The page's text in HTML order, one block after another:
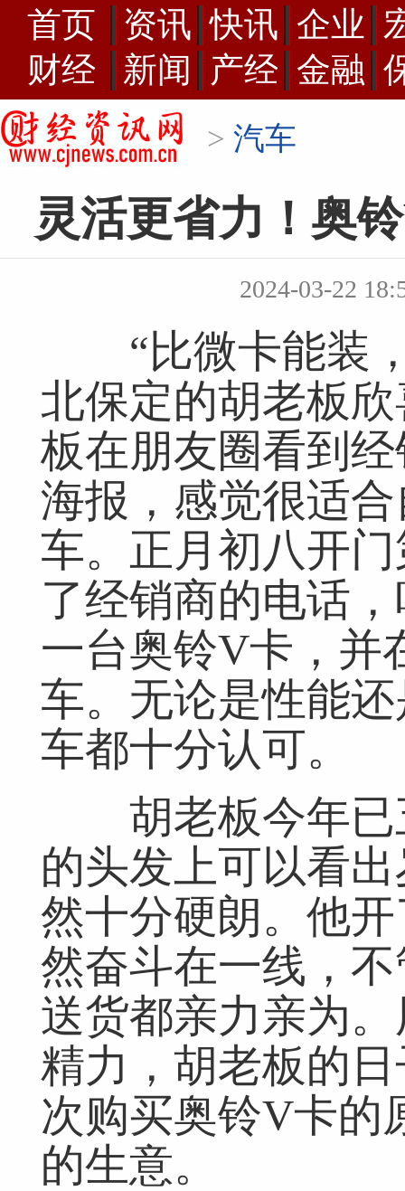
首页 资讯 快讯 企业
财经
新闻 产经 金融
> 汽车
灵活更省力！奥
2024-03-22
“比微卡能装，
北保定的胡老板
板在朋友圈看到
海报，感觉很适
车。正月初八开
了经销商的电话
一台奥铃V卡，并
车。无论是性能
车都十分认可。
胡老板今年已
的头发上可以看
然十分硬朗。他
然奋斗在一线，
送货都亲力亲为
精力，胡老板的
次购买奥铃V卡的
的生意。